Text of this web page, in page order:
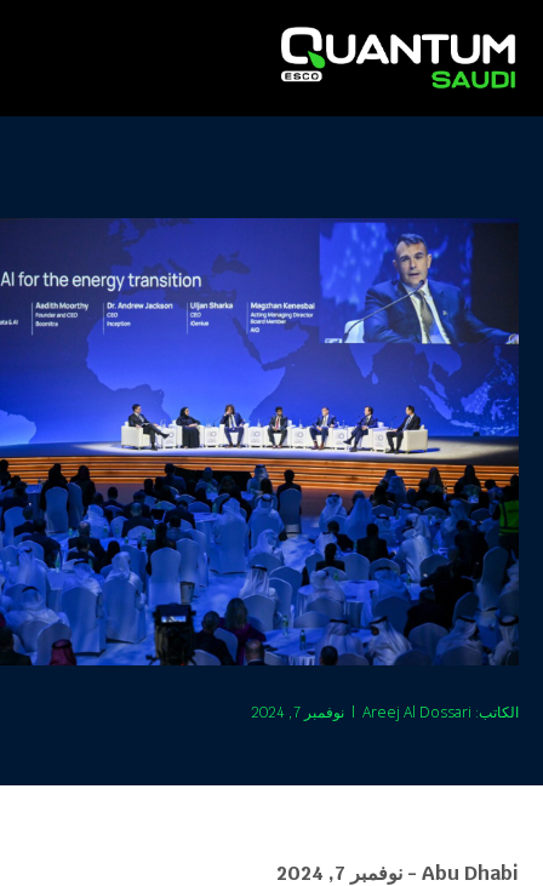
الكاتب: Areej Al Dossari
| نوفمبر 7, 2024
Abu Dhabi - نوفمبر 7, 2024